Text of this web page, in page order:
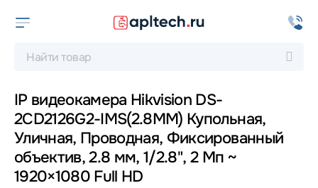
IP видеокамера Hikvision DS-
2CD2126G2-IMS(2.8MM) Купольная,
Уличная, Проводная, Фиксированный
объектив, 2.8 мм, 1/2.8", 2 Мп ~
1920×1080 Full HD